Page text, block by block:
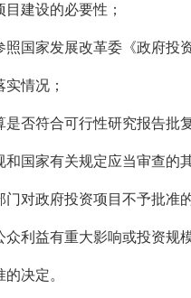
建设的必要性；
家发展改革委《政府投
情况；
符合可行性研究报告批
国家有关规定应当审查的
政府投资项目不予批准
益有重大影响或投资规
决定。